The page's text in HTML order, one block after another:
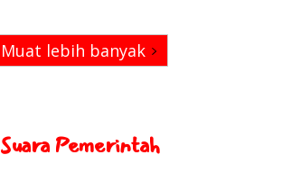
Muat lebih banyak
Suara Pemerintah